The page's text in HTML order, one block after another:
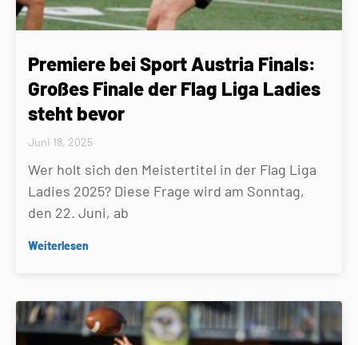
Premiere bei Sport Austria Finals:
Großes Finale der Flag Liga Ladies
steht bevor
Juni 18, 2025
Wer holt sich den Meistertitel in der Flag Liga
Ladies 2025? Diese Frage wird am Sonntag,
den 22. Juni, ab
Weiterlesen